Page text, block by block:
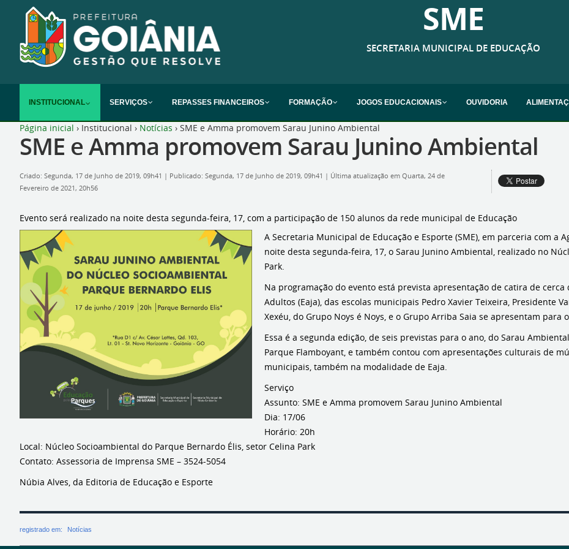
SME
SECRETARIA MUNICIPAL DE EDUCAÇÃO
INSTITUCIONAL SERVIÇOS REPASSES FINANCEIROS FORMAÇÃO JOGOS EDUCACIONAIS OUVIDORIA
Página inicial › Institucional › Notícias › SME e Amma promovem Sarau Junino Ambiental
SME e Amma promovem Sarau Junino Ambiental
Criado: Segunda, 17 de Junho de 2019, 09h41 | Publicado: Segunda, 17 de Junho de 2019, 09h41 | Última atualização em Quarta, 24 de
Fevereiro de 2021, 20h56
Evento será realizado na noite desta segunda-feira, 17, com a participação de 150 alunos da rede municipal de Educação
A Secretaria Municipal de Educação e Esporte (SME), em parceria com a
noite desta segunda-feira, 17, o Sarau Junino Ambiental, realizado no
Park.
Na programação do evento está prevista apresentação de catira de cerca
Adultos (Eaja), das escolas municipais Pedro Xavier Teixeira, Presidente
Xexéu, do Grupo Noys é Noys, e o Grupo Arriba Saia se apresentam
Essa é a segunda edição, de seis previstas para o ano, do Sarau
Parque Flamboyant, e também contou com apresentações culturais de
municipais, também na modalidade de Eaja.
Serviço
Assunto: SME e Amma promovem Sarau Junino Ambiental
Dia: 17/06
Horário: 20h
Local: Núcleo Socioambiental do Parque Bernardo Élis, setor Celina Park
Contato: Assessoria de Imprensa SME – 3524-5054
Núbia Alves, da Editoria de Educação e Esporte
registrado em: Notícias